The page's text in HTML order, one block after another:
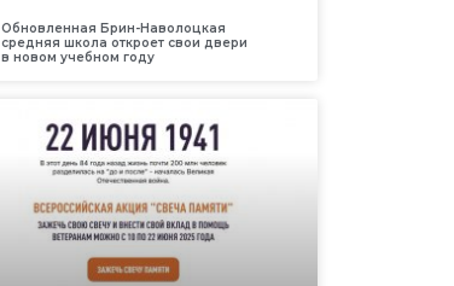
Обновленная Брин-Наволоцкая
средняя школа откроет свои двери
в новом учебном году